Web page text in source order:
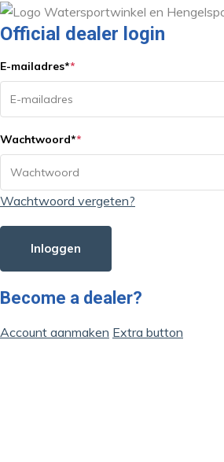
Official dealer login
E-mailadres**
Wachtwoord**
Wachtwoord vergeten?
Inloggen
Become a dealer?
Account aanmaken Extra button